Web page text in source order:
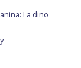
La dino